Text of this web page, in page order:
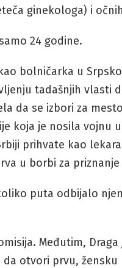
ginekologa) i
24 godine.
bolničarka u
tadašnjih vlasti
da se izbori za
koja je nosila vojnu
prihvate kao
u borbi za
puta odbijalo
Međutim,
otvori prvu,